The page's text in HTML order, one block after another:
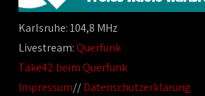
Karlsruhe: 104,8 MHz
Livestream:Querfunk
Take42 beim Querfunk
Impressum//Datenschutzerklärung